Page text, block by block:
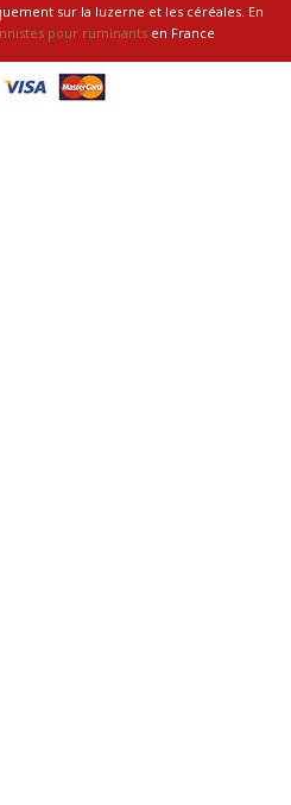
sur la luzerne et les céréales. En
pour ruminants en France